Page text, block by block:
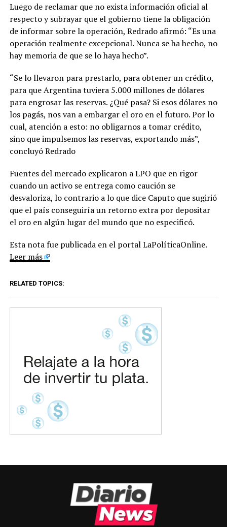
Luego de reclamar que no exista información oficial al
respecto y subrayar que el gobierno tiene la obligación
de informar sobre la operación, Redrado afirmó: “Es una
operación realmente excepcional. Nunca se ha hecho, no
hay memoria de que se lo haya hecho”.
“Se lo llevaron para prestarlo, para obtener un crédito,
para que Argentina tuviera 5.000 millones de dólares
para engrosar las reservas. ¿Qué pasa? Si esos dólares no
los pagás, nos van a embargar el oro en el futuro. Por lo
cual, atención a esto: no obligarnos a tomar crédito,
sino que impulsemos las reservas, exportando más”,
concluyó Redrado
Fuentes del mercado explicaron a LPO que en rigor
cuando un activo se entrega como caución se
desvaloriza, lo contrario a lo que dice Caputo que sugirió
que el país conseguiría un retorno extra por depositar
el oro en algún lugar del mundo que no especificó.
Esta nota fue publicada en el portal LaPolíticaOnline.
Leer más
RELATED TOPICS: